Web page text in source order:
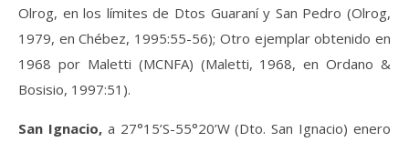
Olrog, en los límites de Dtos Guaraní y San Pedro (Olrog,
1979, en Chébez, 1995:55-56); Otro ejemplar obtenido en
1968 por Maletti (MCNFA) (Maletti, 1968, en Ordano &
Bosisio, 1997:51).
San Ignacio,a 27°15’S-55°20’W (Dto. San Ignacio) enero